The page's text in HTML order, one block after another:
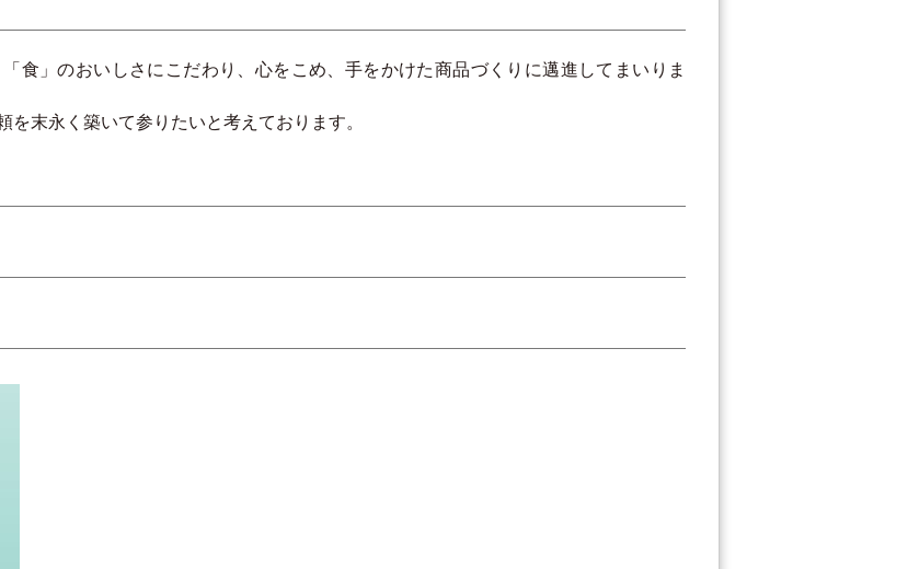
食」のおいしさにこだわり、心をこめ、手をかけた商品づくりに邁進してまいりま
末永く築いて参りたいと考えております。